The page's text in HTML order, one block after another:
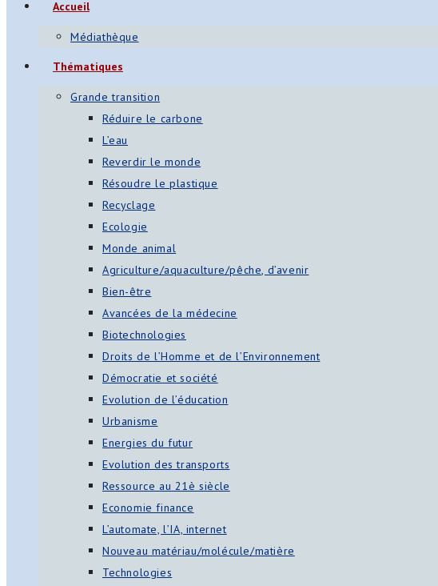
Accueil
Médiathèque
Thématiques
Grande transition
Réduire le carbone
L’eau
Reverdir le monde
Résoudre le plastique
Recyclage
Ecologie
Monde animal
Agriculture/aquaculture/pêche, d’avenir
Bien-être
Avancées de la médecine
Biotechnologies
Droits de l’Homme et de l’Environnement
Démocratie et société
Evolution de l’éducation
Urbanisme
Energies du futur
Evolution des transports
Ressource au 21è siècle
Economie finance
L’automate, l’IA, internet
Nouveau matériau/molécule/matière
Technologies